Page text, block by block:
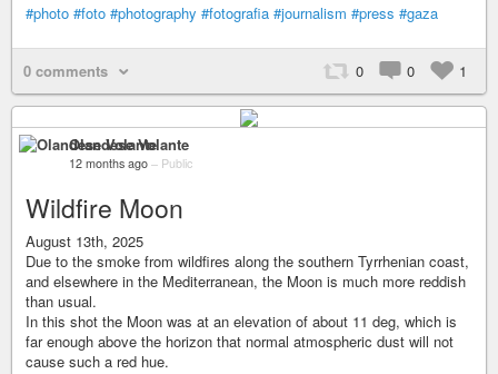
#photo #foto #photography #fotografia #journalism #press #gaza
0 comments 0 0 1
Olandese Volante
12 months ago – Public
Wildfire Moon
August 13th, 2025
Due to the smoke from wildfires along the southern Tyrrhenian coast,
and elsewhere in the Mediterranean, the Moon is much more reddish
than usual.
In this shot the Moon was at an elevation of about 11 deg, which is
far enough above the horizon that normal atmospheric dust will not
cause such a red hue.